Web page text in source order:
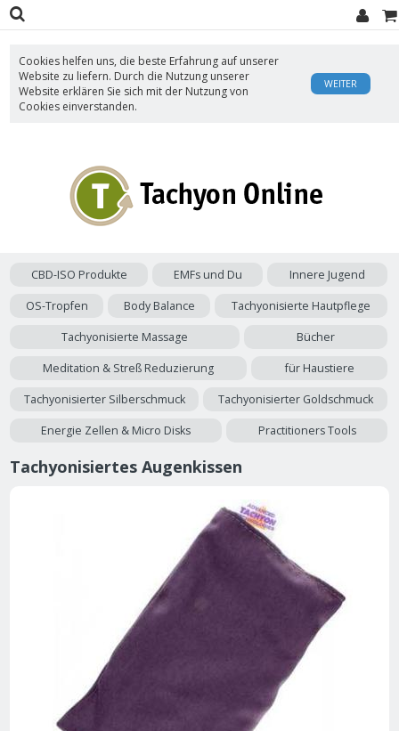
Cookies helfen uns, die beste Erfahrung auf unserer
Website zu liefern. Durch die Nutzung unserer
Website erklären Sie sich mit der Nutzung von
Cookies einverstanden.
WEITER
CBD-ISO Produkte EMFs und Du Innere Jugend
OS-Tropfen Body Balance Tachyonisierte Hautpflege
Tachyonisierte Massage Bücher
Meditation & Streß Reduzierung für Haustiere
Tachyonisierter Silberschmuck Tachyonisierter Goldschmuck
Energie Zellen & Micro Disks Practitioners Tools
Tachyonisiertes Augenkissen